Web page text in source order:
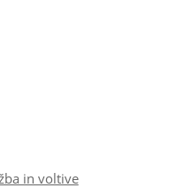
in voltive